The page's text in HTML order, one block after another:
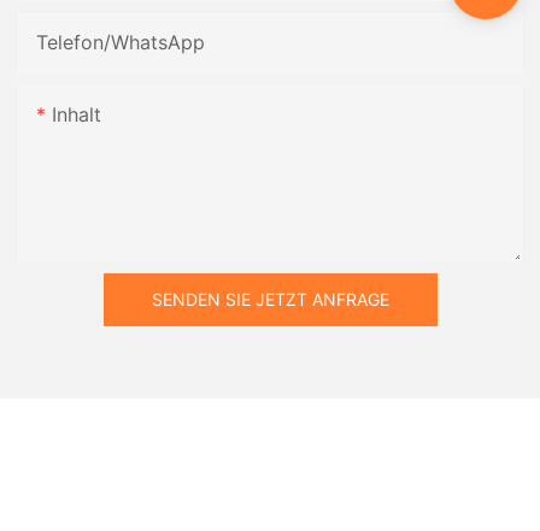
Telefon/WhatsApp
Inhalt
SENDEN SIE JETZT ANFRAGE